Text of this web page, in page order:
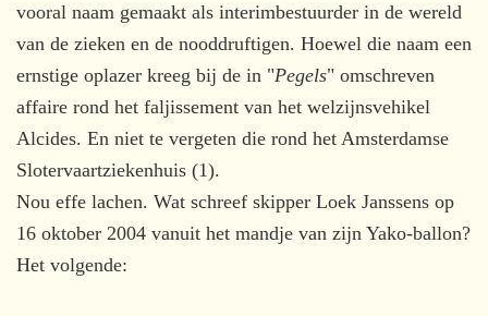
vooral naam gemaakt als interimbestuurder in de wereld
van de zieken en de nooddruftigen. Hoewel die naam een
ernstige oplazer kreeg bij de in "Pegels" omschreven
affaire rond het faljissement van het welzijnsvehikel
Alcides. En niet te vergeten die rond het Amsterdamse
Slotervaartziekenhuis (1).
Nou effe lachen. Wat schreef skipper Loek Janssens op
16 oktober 2004 vanuit het mandje van zijn Yako-ballon?
Het volgende: